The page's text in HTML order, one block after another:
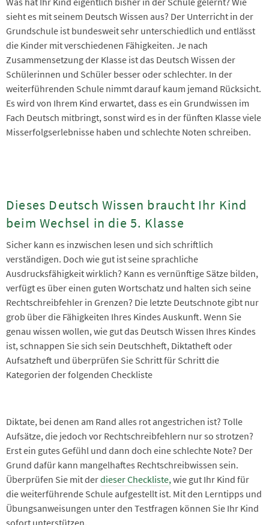
sieht es mit seinem Deutsch Wissen aus? Der Unterricht in der
Grundschule ist bundesweit sehr unterschiedlich und entlässt
die Kinder mit verschiedenen Fähigkeiten. Je nach
Zusammensetzung der Klasse ist das Deutsch Wissen der
Schülerinnen und Schüler besser oder schlechter. In der
weiterführenden Schule nimmt darauf kaum jemand Rücksicht.
Es wird von Ihrem Kind erwartet, dass es ein Grundwissen im
Fach Deutsch mitbringt, sonst wird es in der fünften Klasse viele
Misserfolgserlebnisse haben und schlechte Noten schreiben.
Dieses Deutsch Wissen braucht Ihr Kind
beim Wechsel in die 5. Klasse
Sicher kann es inzwischen lesen und sich schriftlich
verständigen. Doch wie gut ist seine sprachliche
Ausdrucksfähigkeit wirklich? Kann es vernünftige Sätze bilden,
verfügt es über einen guten Wortschatz und halten sich seine
Rechtschreibfehler in Grenzen? Die letzte Deutschnote gibt nur
grob über die Fähigkeiten Ihres Kindes Auskunft. Wenn Sie
genau wissen wollen, wie gut das Deutsch Wissen Ihres Kindes
ist, schnappen Sie sich sein Deutschheft, Diktatheft oder
Aufsatzheft und überprüfen Sie Schritt für Schritt die
Kategorien der folgenden Checkliste
Diktate, bei denen am Rand alles rot angestrichen ist? Tolle
Aufsätze, die jedoch vor Rechtschreibfehlern nur so strotzen?
Erst ein gutes Gefühl und dann doch eine schlechte Note? Der
Grund dafür kann mangelhaftes Rechtschreibwissen sein.
Überprüfen Sie mit derdieserCheckliste, wie gut Ihr Kind für
die weiterführende Schule aufgestellt ist. Mit den Lerntipps und
Übungsanweisungen unter den Testfragen können Sie Ihr Kind
sofort unterstützen.